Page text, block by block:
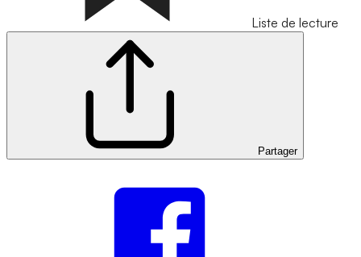
Liste de lecture
Partager